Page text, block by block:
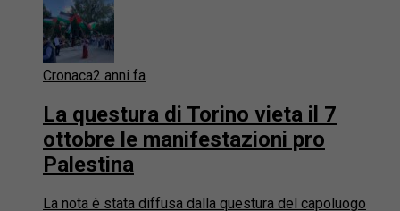
Cronaca2 anni fa
La questura di Torino vieta il 7
ottobre le manifestazioni pro
Palestina
La nota è stata diffusa dalla questura del capoluogo